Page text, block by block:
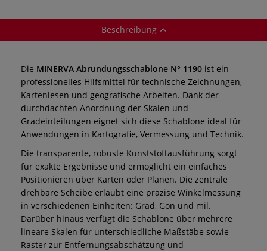
Beschreibung
Die MINERVA Abrundungsschablone N° 1190 ist ein
professionelles Hilfsmittel für technische Zeichnungen,
Kartenlesen und geografische Arbeiten. Dank der
durchdachten Anordnung der Skalen und
Gradeinteilungen eignet sich diese Schablone ideal für
Anwendungen in Kartografie, Vermessung und Technik.
Die transparente, robuste Kunststoffausführung sorgt
für exakte Ergebnisse und ermöglicht ein einfaches
Positionieren über Karten oder Plänen. Die zentrale
drehbare Scheibe erlaubt eine präzise Winkelmessung
in verschiedenen Einheiten: Grad, Gon und mil.
Darüber hinaus verfügt die Schablone über mehrere
lineare Skalen für unterschiedliche Maßstäbe sowie
Raster zur Entfernungsabschätzung und